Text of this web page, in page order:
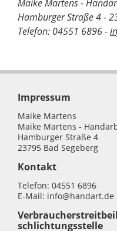
Maike Martens -
Hamburger Straße 4 -
Telefon: 04551 6896 -
Impressum
Maike Martens
Maike Martens -
Hamburger Straße 4
23795 Bad Segeberg
Kontakt
Telefon: 04551 6896
E-Mail: info@handart.de
schlichtungs­stelle